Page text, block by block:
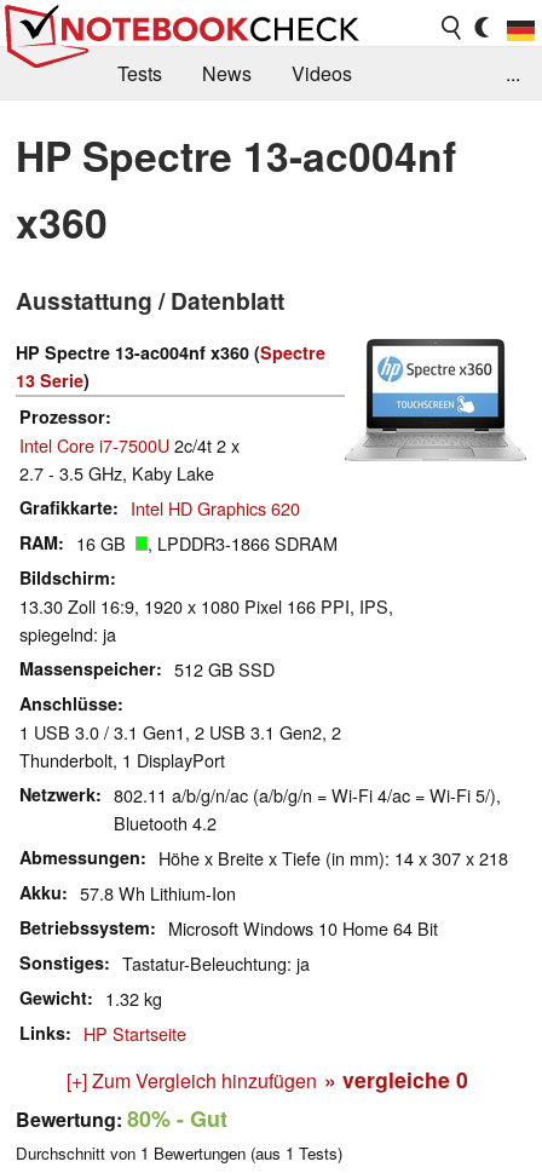
Tests News
Videos
Kaufberatung
Deals Suche
Jobs
Forum
...
HP Spectre 13-ac004nf
x360
Ausstattung / Datenblatt
HP Spectre 13-ac004nf x360 (Spectre
13 Serie)
Prozessor
Intel Core i7-7500U2c/4t 2 x
2.7 - 3.5 GHz, Kaby Lake
Grafikkarte Intel HD Graphics 620
RAM 16 GB , LPDDR3-1866 SDRAM
Bildschirm
13.30 Zoll 16:9, 1920 x 1080 Pixel 166 PPI, IPS,
spiegelnd: ja
Massenspeicher 512 GB SSD
Anschlüsse
1 USB 3.0 / 3.1 Gen1, 2 USB 3.1 Gen2, 2
Thunderbolt, 1 DisplayPort
Netzwerk
802.11 a/b/g/n/ac (a/b/g/n = Wi-Fi 4/ac = Wi-Fi 5/),
Bluetooth 4.2
Abmessungen Höhe x Breite x Tiefe (in mm): 14 x 307 x 218
Akku 57.8 Wh Lithium-Ion
Betriebssystem Microsoft Windows 10 Home 64 Bit
Sonstiges Tastatur-Beleuchtung: ja
Gewicht 1.32 kg
Links HP Startseite
[+] Zum Vergleich hinzufügen » vergleiche 0
Bewertung: 80%- Gut
Durchschnitt von 1 Bewertungen (aus 1 Tests)